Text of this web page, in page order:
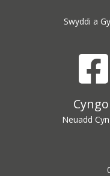
Swyddi a
Cyngor Sir Ceredigion
Neuadd
Ceredigion County